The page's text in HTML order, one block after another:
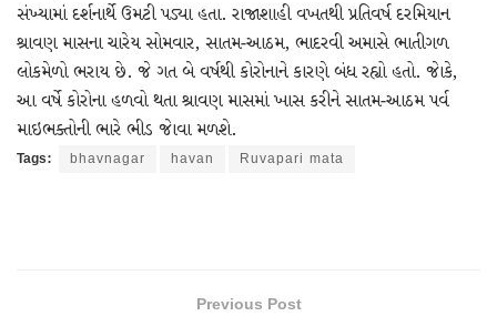
સંખ્યામાં દર્શનાર્થે ઉમટી પડ્યા હતા. રાજાશાહી વખતથી પ્રતિવર્ષ દરમિયાન
શ્રાવણ માસના ચારેય સોમવાર, સાતમ-આઠમ, ભાદરવી અમાસે ભાતીગળ
લોકમેળો ભરાય છે. જે ગત બે વર્ષથી કોરોનાને કારણે બંધ રહ્યો હતો. જાેકે,
આ વર્ષે કોરોના હળવો થતા શ્રાવણ માસમાં ખાસ કરીને સાતમ-આઠમ પર્વ
માઇભક્તોની ભારે ભીડ જાેવા મળશે.
Tags: bhavnagar havan Ruvapari mata
Previous Post